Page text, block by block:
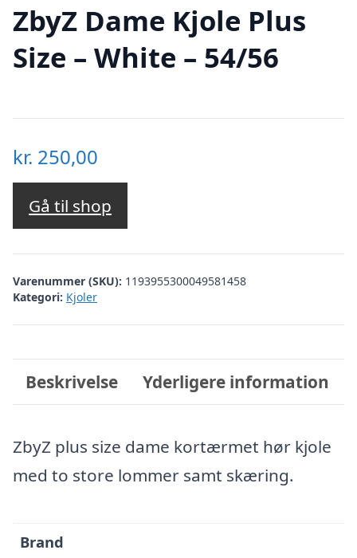
ZbyZ Dame Kjole Plus
Size – White – 54/56
kr. 250,00
Gå til shop
Varenummer (SKU): 1193955300049581458
Kategori: Kjoler
Beskrivelse Yderligere information
ZbyZ plus size dame kortærmet hør kjole
med to store lommer samt skæring.
Brand